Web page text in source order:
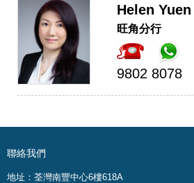
Helen Yuen
旺角分行
9802 8078
聯絡我們
地址：荃灣南豐中心6樓618A